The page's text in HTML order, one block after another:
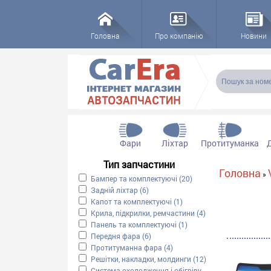
Головна Про компанію Новини
Фари Ліхтар Протитуманка
Тип запчастини
Apply Бампер та комплектуючі filter
Бампер та комплектуючі (20)Apply Бампер та
Apply Задній ліхтар filter
Задній ліхтар (6)Apply Задній ліхтар filter
Apply Капот та комплектуючі filter
Капот та комплектуючі (1)Apply Капот та
Apply Крила, підкрилки, ремчастини filter
Крила, підкрилки, ремчастини (4)Apply Крила,
Apply Панель та комплектуючі filter
Панель та комплектуючі (1)Apply Панель та
Apply Передня фара filter
Передня фара (6)Apply Передня фара filter
Apply Протитуманна фара filter
Протитуманна фара (4)Apply Протитуманна фара
Apply Решітки, накладки, молдинги filter
Решітки, накладки, молдинги (12)Apply Решітки,
Ви є тут
Головна »